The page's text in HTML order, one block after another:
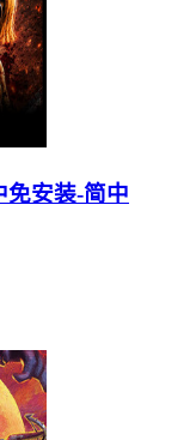
免安装-简中